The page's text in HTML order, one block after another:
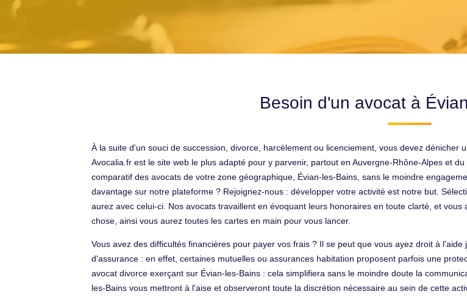
Besoin d'un avocat à
À la suite d'un souci de succession, divorce, harcèlement ou licenciement, vous devez dénicher
Avocalia.fr est le site web le plus adapté pour y parvenir, partout en Auvergne-Rhône-Alpes et
comparatif des avocats de votre zone géographique, Évian-les-Bains, sans le moindre
davantage sur notre plateforme ? Rejoignez-nous : développer votre activité est notre but.
aurez avec celui-ci. Nos avocats travaillent en évoquant leurs honoraires en toute clarté, et
chose, ainsi vous aurez toutes les cartes en main pour vous lancer.
Vous avez des difficultés financières pour payer vos frais ? Il se peut que vous ayez droit à
d'assurance : en effet, certaines mutuelles ou assurances habitation proposent parfois une
avocat divorce exerçant sur Évian-les-Bains : cela simplifiera sans le moindre doute la
les-Bains vous mettront à l'aise et observeront toute la discrétion nécessaire au sein de cette